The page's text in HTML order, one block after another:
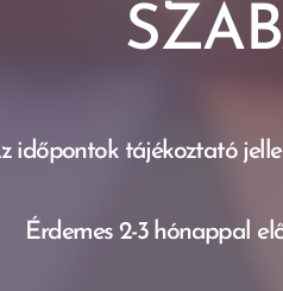
időpontok tájékoztató
Érdemes 2-3 hónappal